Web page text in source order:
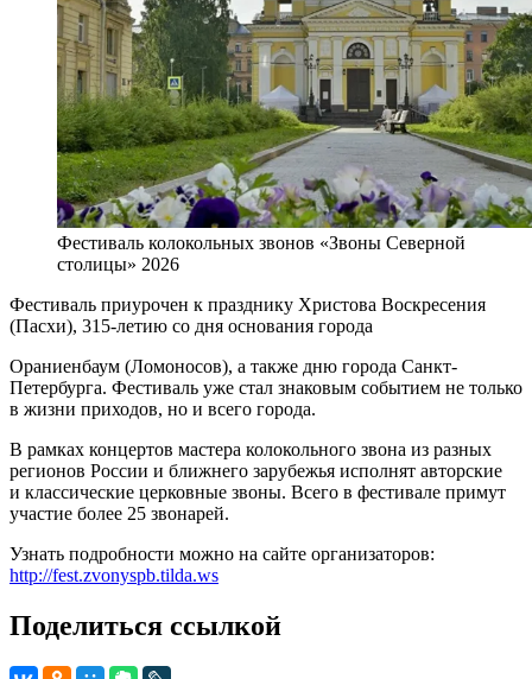
Фестиваль колокольных звонов «Звоны Северной
столицы» 2026
Фестиваль приурочен к празднику Христова Воскресения
(Пасхи), 315-летию со дня основания города
Ораниенбаум (Ломоносов), а также дню города Санкт-
Петербурга. Фестиваль уже стал знаковым событием не только
в жизни приходов, но и всего города.
В рамках концертов мастера колокольного звона из разных
регионов России и ближнего зарубежья исполнят авторские
и классические церковные звоны. Всего в фестивале примут
участие более 25 звонарей.
Узнать подробности можно на сайте организаторов:
http://fest.zvonyspb.tilda.ws
Поделиться ссылкой